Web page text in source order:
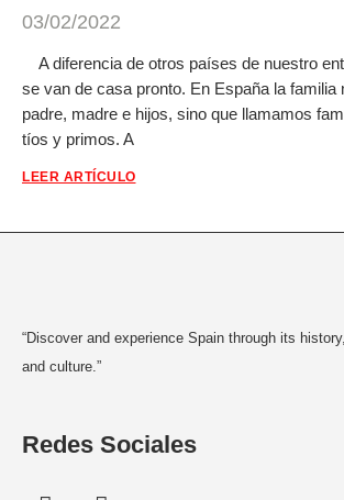
03/02/2022
A diferencia de otros países de nuestro
se van de casa pronto. En España la familia
padre, madre e hijos, sino que llamamos
tíos y primos. A
LEER ARTÍCULO
“Discover and experience Spain through its
and culture.”
Redes Sociales